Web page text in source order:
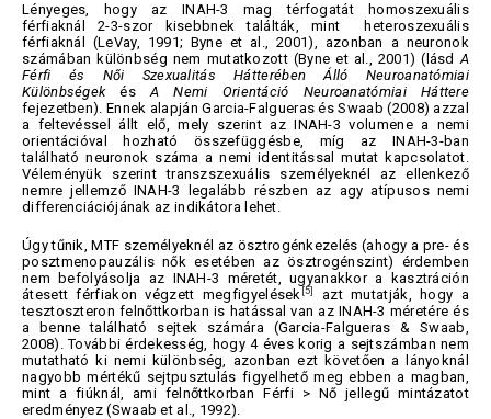
Lényeges, hogy az INAH-3 mag térfogatát homoszexuális
férfiaknál 2-3-szor kisebbnek találták, mint heteroszexuális
férfiaknál (LeVay, 1991; Byne et al., 2001), azonban a neuronok
számában különbség nem mutatkozott (Byne et al., 2001) (lásdA
Férfi és Női Szexualitás Hátterében Álló Neuroanatómiai
KülönbségekésA Nemi Orientáció Neuroanatómiai Háttere
fejezetben). Ennek alapján Garcia-Falgueras és Swaab (2008) azzal
a feltevéssel állt elő, mely szerint az INAH-3 volumene a nemi
orientációval hozható összefüggésbe, míg az INAH-3-ban
található neuronok száma a nemi identitással mutat kapcsolatot.
Véleményük szerint transzszexuális személyeknél az ellenkező
nemre jellemző INAH-3 legalább részben az agy atípusos nemi
differenciációjának az indikátora lehet.
Úgy tűnik, MTF személyeknél az ösztrogénkezelés (ahogy a pre- és
posztmenopauzális nők esetében az ösztrogénszint) érdemben
nem befolyásolja az INAH-3 méretét, ugyanakkor a kasztráción
átesett férfiakon végzett megfigyelések[5]
azt mutatják, hogy a
tesztoszteron felnőttkorban is hatással van az INAH-3 méretére és
a benne található sejtek számára (Garcia-Falgueras & Swaab,
2008). További érdekesség, hogy 4 éves korig a sejtszámban nem
mutatható ki nemi különbség, azonban ezt követően a lányoknál
nagyobb mértékű sejtpusztulás figyelhető meg ebben a magban,
mint a fiúknál, ami felnőttkorban Férfi > Nő jellegű mintázatot
eredményez (Swaab et al., 1992).